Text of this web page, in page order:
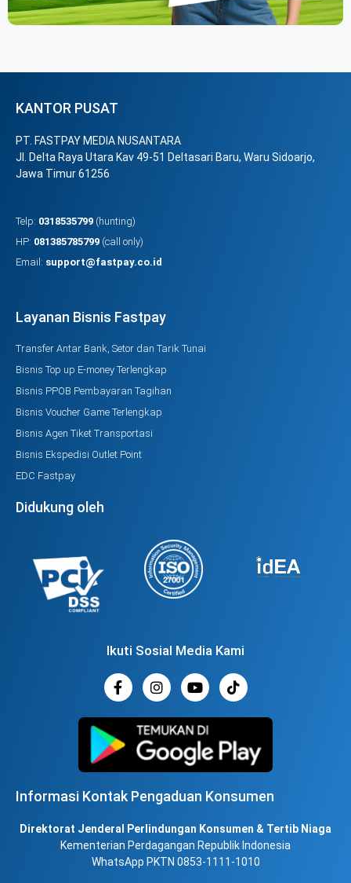
KANTOR PUSAT
PT. FASTPAY MEDIA NUSANTARA
Jl. Delta Raya Utara Kav 49-51 Deltasari Baru, Waru Sidoarjo,
Jawa Timur 61256
Telp: 0318535799 (hunting)
HP: 081385785799 (call only)
Email: support@fastpay.co.id
Layanan Bisnis Fastpay
Transfer Antar Bank, Setor dan Tarik Tunai
Bisnis Top up E-money Terlengkap
Bisnis PPOB Pembayaran Tagihan
Bisnis Voucher Game Terlengkap
Bisnis Agen Tiket Transportasi
Bisnis Ekspedisi Outlet Point
EDC Fastpay
Didukung oleh
Ikuti Sosial Media Kami
Informasi Kontak Pengaduan Konsumen
Direktorat Jenderal Perlindungan Konsumen & Tertib Niaga
Kementerian Perdagangan Republik Indonesia
WhatsApp PKTN 0853-1111-1010